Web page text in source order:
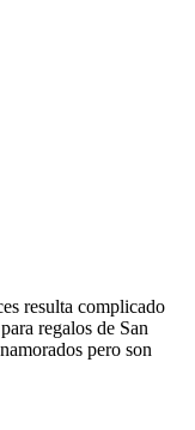
resulta complicado
regalos de San
pero son